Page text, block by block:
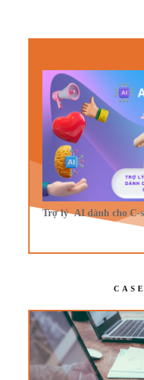
Trợ lý AI dành cho C-